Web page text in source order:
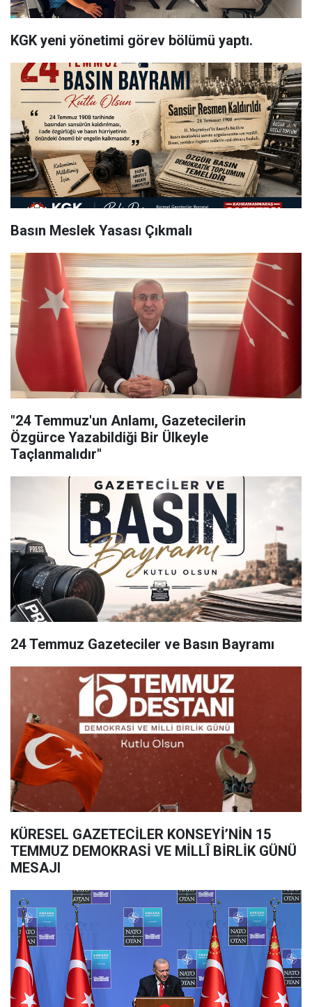
KGK yeni yönetimi görev bölümü yaptı.
Basın Meslek Yasası Çıkmalı
"24 Temmuz'un Anlamı, Gazetecilerin
Özgürce Yazabildiği Bir Ülkeyle
Taçlanmalıdır"
24 Temmuz Gazeteciler ve Basın Bayramı
KÜRESEL GAZETECİLER KONSEYİ’NİN 15
TEMMUZ DEMOKRASİ VE MİLLÎ BİRLİK GÜNÜ
MESAJI